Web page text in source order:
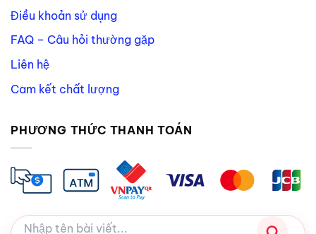
Điều khoản sử dụng
FAQ – Câu hỏi thường gặp
Liên hệ
Cam kết chất lượng
PHƯƠNG THỨC THANH TOÁN